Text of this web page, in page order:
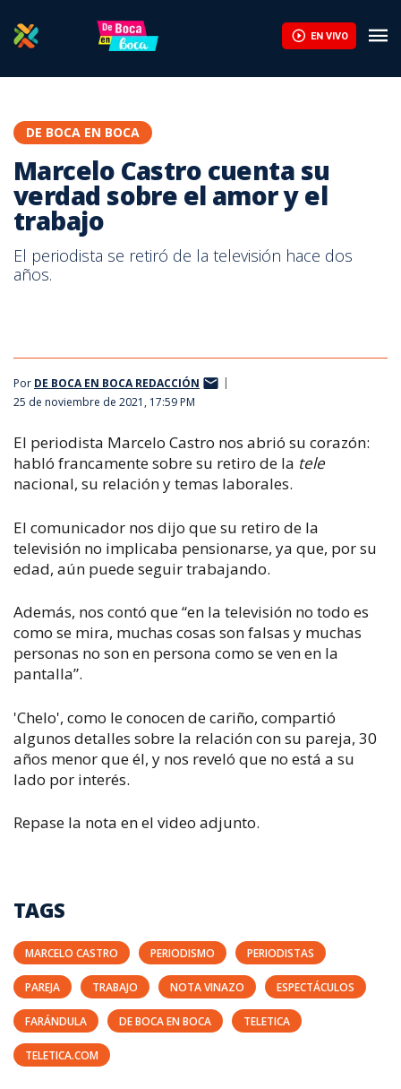
EN VIVO
DE BOCA EN BOCA
Marcelo Castro cuenta su
verdad sobre el amor y el
trabajo
El periodista se retiró de la televisión hace dos
años.
Por DE BOCA EN BOCA REDACCIÓN
25 de noviembre de 2021, 17:59 PM
El periodista Marcelo Castro nos abrió su corazón:
habló francamente sobre su retiro de la tele
nacional, su relación y temas laborales.
El comunicador nos dijo que su retiro de la
televisión no implicaba pensionarse, ya que, por su
edad, aún puede seguir trabajando.
Además, nos contó que “en la televisión no todo es
como se mira, muchas cosas son falsas y muchas
personas no son en persona como se ven en la
pantalla”.
'Chelo', como le conocen de cariño, compartió
algunos detalles sobre la relación con su pareja, 30
años menor que él, y nos reveló que no está a su
lado por interés.
Repase la nota en el video adjunto.
TAGS
MARCELO CASTRO PERIODISMO PERIODISTAS
PAREJA TRABAJO NOTA VINAZO ESPECTÁCULOS
FARÁNDULA DE BOCA EN BOCA TELETICA
TELETICA.COM